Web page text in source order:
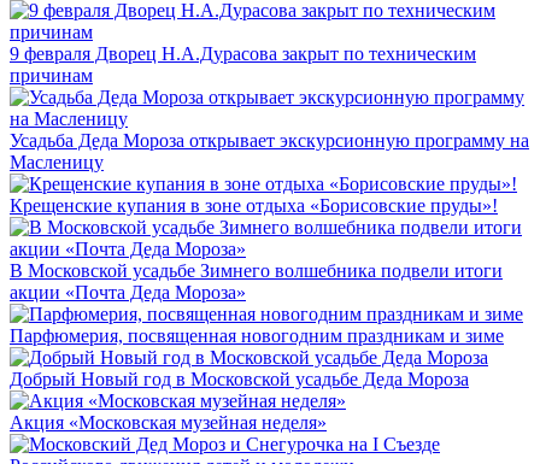
9 февраля Дворец Н.А.Дурасова закрыт по техническим
причинам
Усадьба Деда Мороза открывает экскурсионную программу на
Масленицу
Крещенские купания в зоне отдыха «Борисовские пруды»!
В Московской усадьбе Зимнего волшебника подвели итоги
акции «Почта Деда Мороза»
Парфюмерия, посвященная новогодним праздникам и зиме
Добрый Новый год в Московской усадьбе Деда Мороза
Акция «Московская музейная неделя»